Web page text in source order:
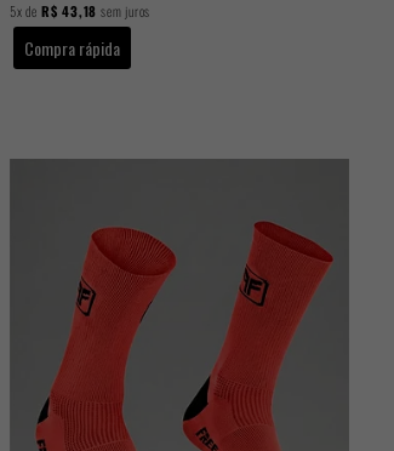
5xde R$ 43,18 sem juros
Compra rápida